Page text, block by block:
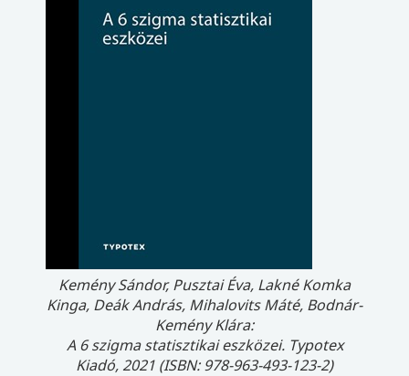
Kemény Sándor, Pusztai Éva, Lakné Komka
Kinga, Deák András, Mihalovits Máté, Bodnár-
Kemény Klára:
A 6 szigma statisztikai eszközei. Typotex
Kiadó, 2021 (ISBN: 978-963-493-123-2)